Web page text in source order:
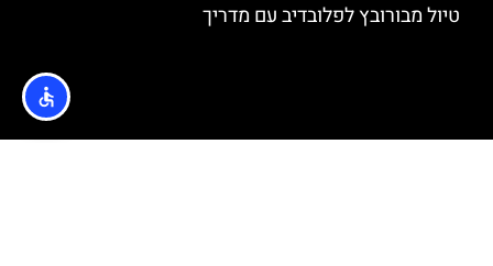
טיול מבורובץ לפלובדיב עם מדריך